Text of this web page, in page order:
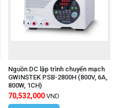
Nguồn DC lập trình chuyển mạch
GWINSTEK PSB-2800H (800V, 6A,
800W, 1CH)
70,532,000 VND